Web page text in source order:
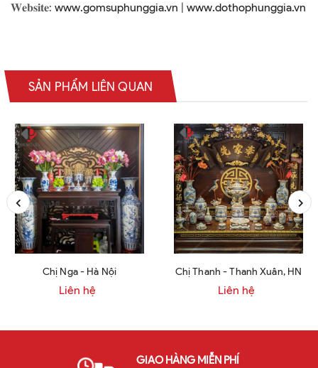
𝐖𝐞𝐛𝐬𝐢𝐭𝐞: www.gomsuphunggia.vn www.dothophunggia.vn
SẢN PHẨM LIÊN QUAN
Chị Nga - Hà Nội
Liên hệ
Chị Thanh - Thanh Xuân, HN
Liên hệ
GIAO HÀNG MIỄN PHÍ